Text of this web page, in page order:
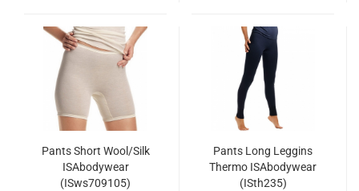
Pants Short Wool/Silk
ISAbodywear
(ISws709105)
Pants Long Leggins
Thermo ISAbodywear
(ISth235)